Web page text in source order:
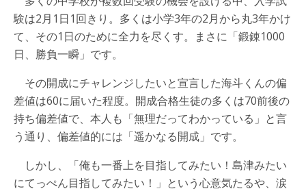
験は2月1日1回きり。多くは小学3年の2月から丸3年かけ
て、その1日のために全力を尽くす。まさに「鍛錬1000
日、勝負一瞬」です。
その開成にチャレンジしたいと宣言した海斗くんの偏
差値は60に届いた程度。開成合格生徒の多くは70前後の
持ち偏差値で、本人も「無理だってわかっている」と言
う通り、偏差値的には「遥かなる開成」です。
しかし、「俺も一番上を目指してみたい！島津みたい
にてっぺん目指してみたい！」という心意気たるや、涙